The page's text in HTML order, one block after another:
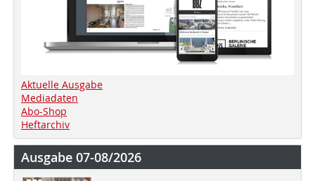
Aktuelle Ausgabe
Mediadaten
Abo-Shop
Heftarchiv
Ausgabe 07-08/2026